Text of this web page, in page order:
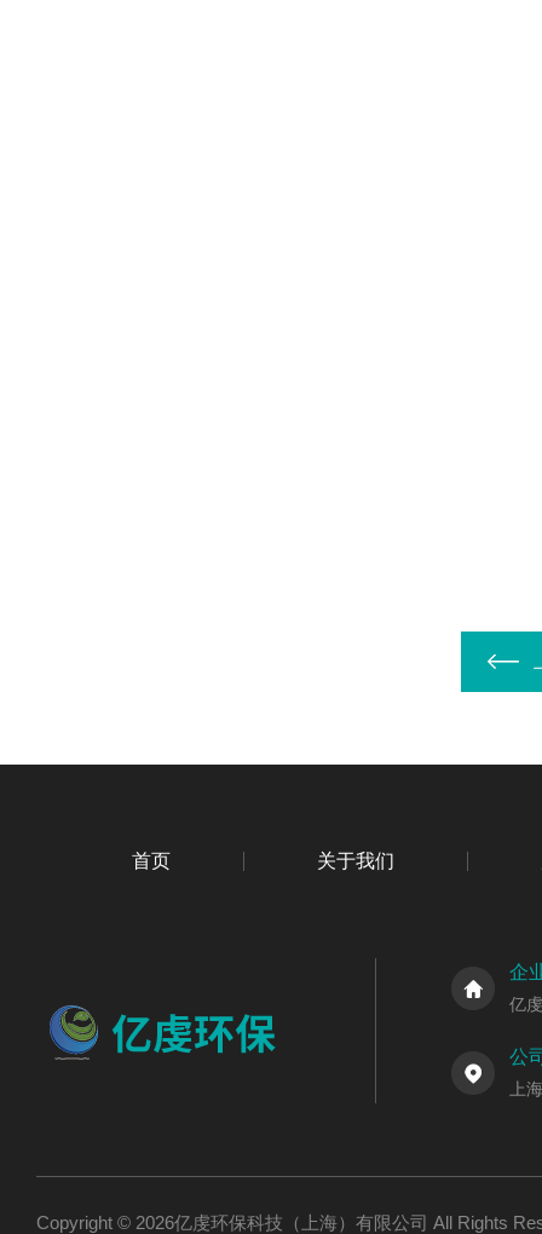
首页 关于我们
企
亿
公
上
Copyright © 2026亿虔环保科技（上海）有限公司 All Rights